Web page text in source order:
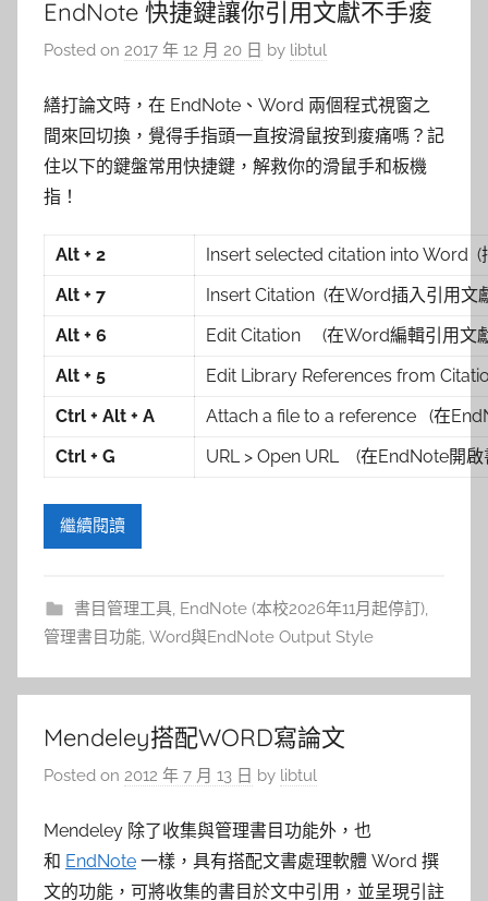
EndNote 快捷鍵讓你引用文獻不手痠
Posted on 2017 年 12 月 20 日 by libtul
繕打論文時，在 EndNote、Word 兩個程式視窗之
間來回切換，覺得手指頭一直按滑鼠按到痠痛嗎？記
住以下的鍵盤常用快捷鍵，解救你的滑鼠手和板機
指！
Alt + 2
Insert selected citation into Word (
Alt + 7
Insert Citation (在Word插入引用文
Alt + 6
Edit Citation (在Word編輯引用文
Alt + 5
Edit Library References from
Ctrl + Alt + A
Attach a file to a reference (在
Ctrl + G
URL > Open URL (在EndNote開啟
繼續閱讀
書目管理工具, EndNote (本校2026年11月起停訂),
管理書目功能, Word與EndNote Output Style
Mendeley搭配WORD寫論文
Posted on 2012 年 7 月 13 日 by libtul
Mendeley 除了收集與管理書目功能外，也
和 EndNote 一樣，具有搭配文書處理軟體 Word 撰
文的功能，可將收集的書目於文中引用，並呈現引註